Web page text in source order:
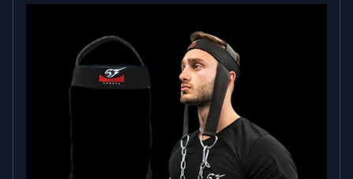
αλλά και θα βελτιώσει την απόδοση της καρδιάς σας.
Θα δείτε τον εαυτό σας να κερδίζει περισσότερη
δύναμη, να αναπτύσσει μεγαλύτερη ταχύτητα και να
αντέχει την άσκηση κάθε φορά περισσότερο.
Βελτιώστε τις αθλητικές σας επιδόσεις με το γιλέκο
με βάρη 10kg σε κορυφαία τιμή. Θυμηθείτε, χωρίς
προκλήσεις δεν υπάρχει ανάπτυξη. Για να πετύχετε
τη σιλουέτα των ονείρων σας, πρέπει να